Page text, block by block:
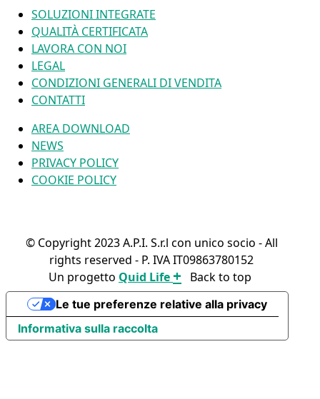
SOLUZIONI INTEGRATE
QUALITÀ CERTIFICATA
LAVORA CON NOI
LEGAL
CONDIZIONI GENERALI DI VENDITA
CONTATTI
AREA DOWNLOAD
NEWS
PRIVACY POLICY
COOKIE POLICY
© Copyright 2023 A.P.I. S.r.l con unico socio - All
rights reserved - P. IVA IT09863780152
Un progetto Quid Life+ Back to top
FIND YOUR PRODUCT
Informativa sulla raccolta
Le tue preferenze relative alla privacy